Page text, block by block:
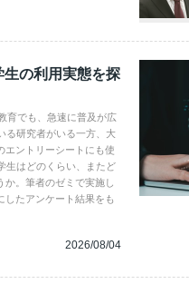
の利用実態を探
育でも、急速に普及が広
る研究者がいる一方、大
エントリーシートにも使
生はどのくらい、またど
か。筆者のゼミで実施し
したアンケート結果をも
2026/08/04